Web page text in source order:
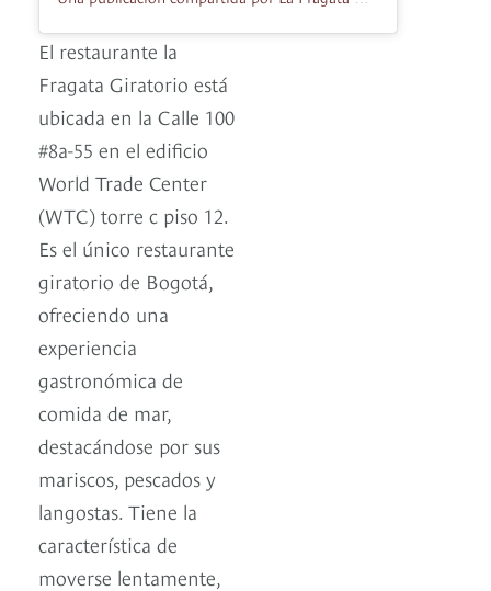
El restaurante la
Fragata Giratorio está
ubicada en la Calle 100
#8a-55 en el edificio
World Trade Center
(WTC) torre c piso 12.
Es el único restaurante
giratorio de Bogotá,
ofreciendo una
experiencia
gastronómica de
comida de mar,
destacándose por sus
mariscos, pescados y
langostas. Tiene la
característica de
moverse lentamente,